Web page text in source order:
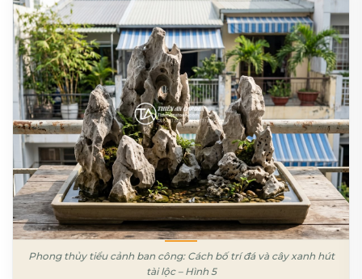
Phong thủy tiểu cảnh ban công: Cách bố trí đá và cây xanh hút
tài lộc – Hình 5